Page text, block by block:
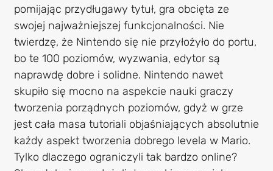
pomijając przydługawy tytuł, gra obcięta ze
swojej najważniejszej funkcjonalności. Nie
twierdzę, że Nintendo się nie przyłożyło do portu,
bo te 100 poziomów, wyzwania, edytor są
naprawdę dobre i solidne. Nintendo nawet
skupiło się mocno na aspekcie nauki graczy
tworzenia porządnych poziomów, gdyż w grze
jest cała masa tutoriali objaśniających absolutnie
każdy aspekt tworzenia dobrego levela w Mario.
Tylko dlaczego ograniczyli tak bardzo online?